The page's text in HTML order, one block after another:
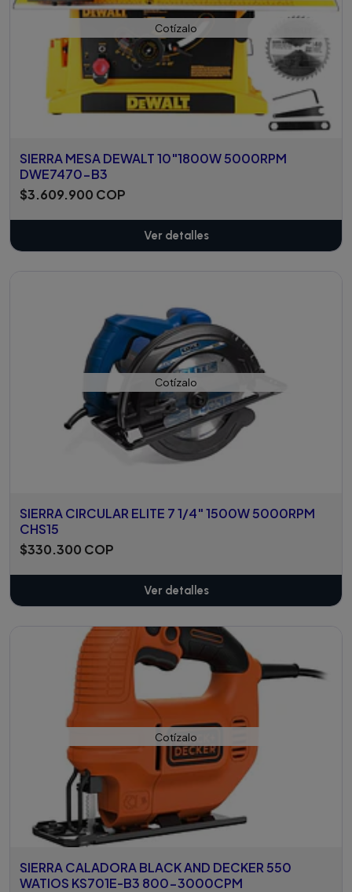
Cotízalo
SIERRA MESA DEWALT 10"1800W 5000RPM
DWE7470-B3
$3.609.900 COP
Ver detalles
Cotízalo
SIERRA CIRCULAR ELITE 7 1/4" 1500W 5000RPM
CHS15
$330.300 COP
Ver detalles
Cotízalo
SIERRA CALADORA BLACK AND DECKER 550
WATIOS KS701E-B3 800-3000CPM